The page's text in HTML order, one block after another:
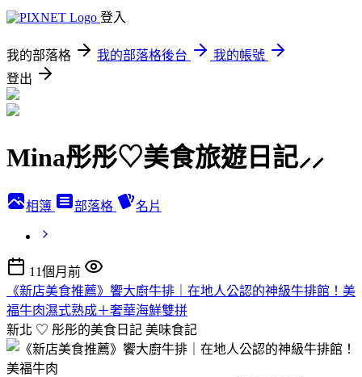
登入
我的部落格 我的部落格後台
我的帳號
登出
Mina彤彤♡美食旅遊日記⸝⸝
相簿 部落格 名片
11個月前
《新店美食推薦》饗大廚牛排｜在地人公認的神級牛排館！美
福牛肉濕式熟成＋奢華海鮮雙拼
新北 ♡ 彤彤的美食日記 美味食記